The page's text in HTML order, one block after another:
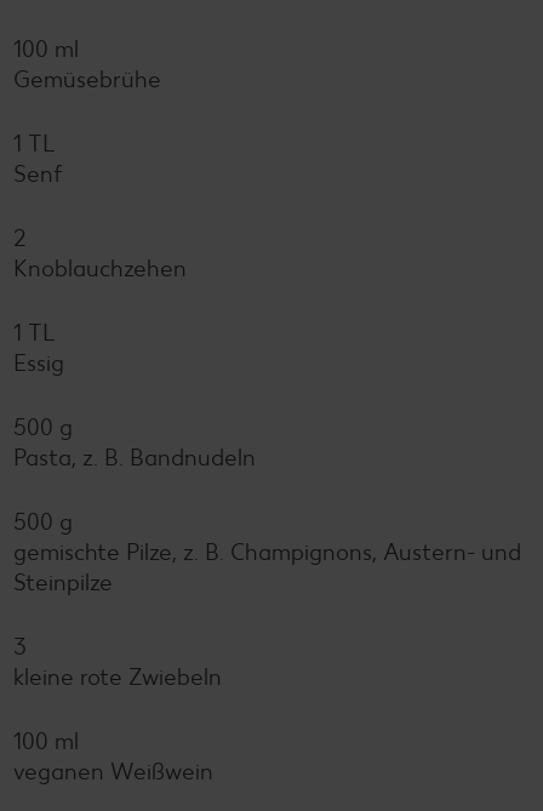
100 ml
Gemüsebrühe
1 TL
Senf
2
Knoblauchzehen
1 TL
Essig
500 g
Pasta, z. B. Bandnudeln
500 g
gemischte Pilze, z. B. Champignons, Austern- und
Steinpilze
3
kleine rote Zwiebeln
100 ml
veganen Weißwein